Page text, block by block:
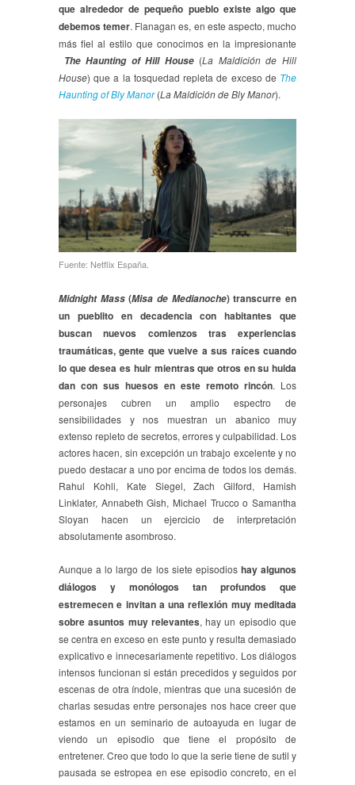
que alrededor de pequeño pueblo existe algo que
debemos temer. Flanagan es, en este aspecto, mucho
más fiel al estilo que conocimos en la impresionante
The Haunting of Hill House(La Maldición de Hill
House) que a la tosquedad repleta de exceso de The
Haunting of Bly Manor(La Maldición de Bly Manor).
Fuente: Netflix España.
Midnight Mass(Misa de Medianoche) transcurre en
un pueblito en decadencia con habitantes que
buscan nuevos comienzos tras experiencias
traumáticas, gente que vuelve a sus raíces cuando
lo que desea es huir mientras que otros en su huida
dan con sus huesos en este remoto rincón. Los
personajes cubren un amplio espectro de
sensibilidades y nos muestran un abanico muy
extenso repleto de secretos, errores y culpabilidad. Los
actores hacen, sin excepción un trabajo excelente y no
puedo destacar a uno por encima de todos los demás.
Rahul Kohli, Kate Siegel, Zach Gilford, Hamish
Linklater, Annabeth Gish, Michael Trucco o Samantha
Sloyan hacen un ejercicio de interpretación
absolutamente asombroso.
Aunque a lo largo de los siete episodios hay algunos
diálogos y monólogos tan profundos que
estremecen e invitan a una reflexión muy meditada
sobre asuntos muy relevantes, hay un episodio que
se centra en exceso en este punto y resulta demasiado
explicativo e innecesariamente repetitivo. Los diálogos
intensos funcionan si están precedidos y seguidos por
escenas de otra índole, mientras que una sucesión de
charlas sesudas entre personajes nos hace creer que
estamos en un seminario de autoayuda en lugar de
viendo un episodio que tiene el propósito de
entretener. Creo que todo lo que la serie tiene de sutil y
pausada se estropea en ese episodio concreto, en el